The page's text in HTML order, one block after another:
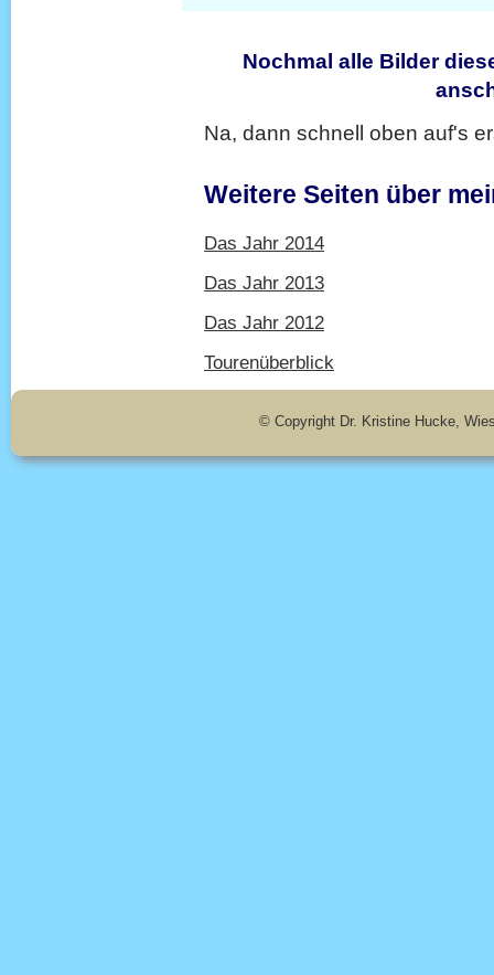
Nochmal alle Bilder
Na, dann schnell oben auf's
Weitere Seiten über
Das Jahr 2014
Das Jahr 2013
Das Jahr 2012
Tourenüberblick
© Copyright Dr. Kristine Hucke,